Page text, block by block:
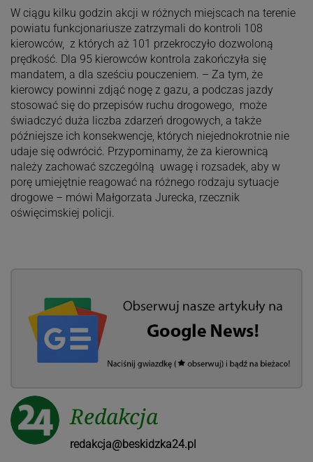
W ciągu kilku godzin akcji w różnych miejscach na terenie
powiatu funkcjonariusze zatrzymali do kontroli 108
kierowców, z których aż 101 przekroczyło dozwoloną
prędkość. Dla 95 kierowców kontrola zakończyła się
mandatem, a dla sześciu pouczeniem. – Za tym, że
kierowcy powinni zdjąć nogę z gazu, a podczas jazdy
stosować się do przepisów ruchu drogowego, może
świadczyć duża liczba zdarzeń drogowych, a także
późniejsze ich konsekwencje, których niejednokrotnie nie
udaje się odwrócić. Przypominamy, że za kierownicą
należy zachować szczególną uwagę i rozsadek, aby w
porę umiejętnie reagować na różnego rodzaju sytuacje
drogowe – mówi Małgorzata Jurecka, rzecznik
oświęcimskiej policji.
Redakcja
redakcja@beskidzka24.pl